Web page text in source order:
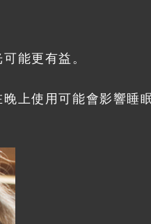
能更有益。
上使用可能會影響睡